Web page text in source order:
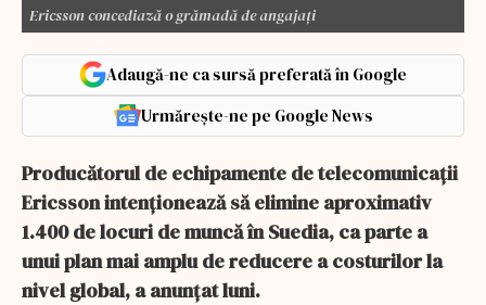
Ericsson concediază o grămadă de angajați
Adaugă-ne ca sursă preferată în Google
Urmărește-ne pe Google News
Producătorul de echipamente de telecomunicații
Ericsson intenționează să elimine aproximativ
1.400 de locuri de muncă în Suedia, ca parte a
unui plan mai amplu de reducere a costurilor la
nivel global, a anunțat luni.